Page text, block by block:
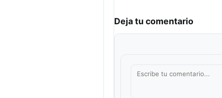
Deja tu comentario